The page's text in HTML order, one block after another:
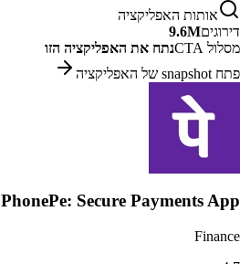
אותות האפליקציה
דירוגים9.6M
מסלול CTA
נתח את האפליקציה הזו
פתח snapshot של האפליקציה
PhonePe: Secure Payments App
Finance